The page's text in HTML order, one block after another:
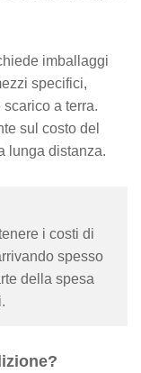
imballaggi
specifici,
a terra.
sul costo del
lunga distanza.
i costi di
spesso
della spesa